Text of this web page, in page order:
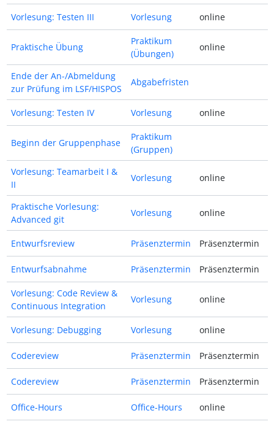
Vorlesung: Testen III Vorlesung online
Praktische Übung
Praktikum
(Übungen)
online
Ende der An-/Abmeldung
zur Prüfung im LSF/HISPOS
Abgabefristen
Vorlesung: Testen IV Vorlesung online
Beginn der Gruppenphase
Praktikum
(Gruppen)
Vorlesung: Teamarbeit I &
II
Vorlesung online
Praktische Vorlesung:
Advanced git
Vorlesung online
Entwurfsreview Präsenztermin Präsenztermin
Entwurfsabnahme Präsenztermin Präsenztermin
Vorlesung: Code Review &
Continuous Integration
Vorlesung online
Vorlesung: Debugging Vorlesung online
Codereview Präsenztermin Präsenztermin
Codereview Präsenztermin Präsenztermin
Office-Hours Office-Hours online